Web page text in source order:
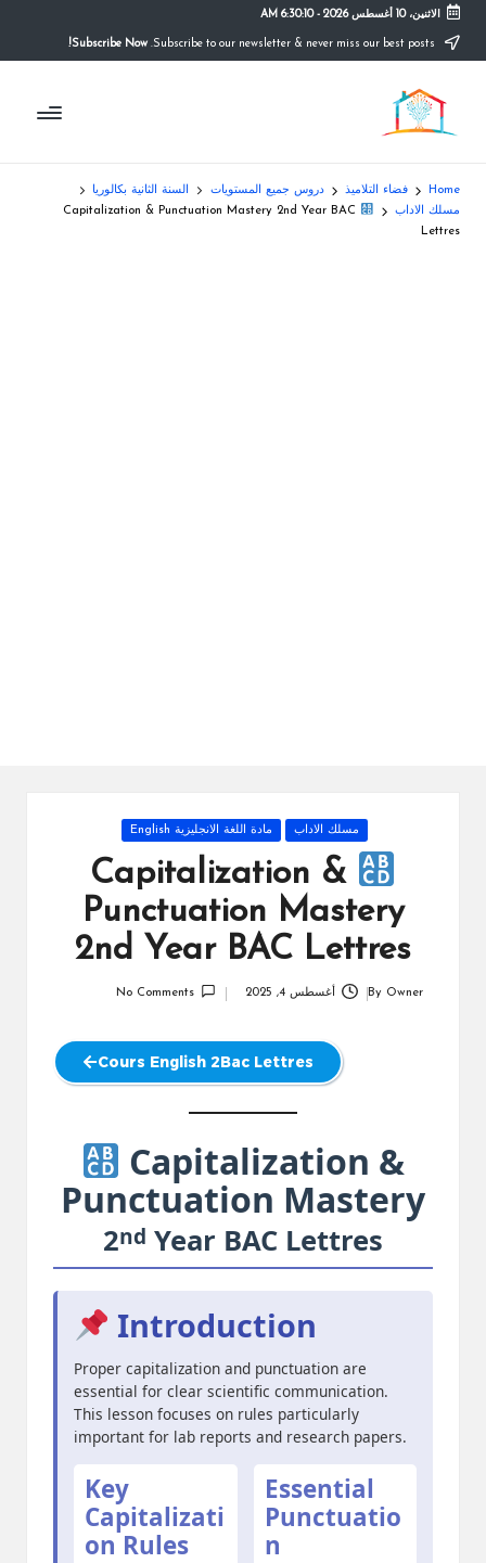
content
الاثنين، 10 أغسطس 2026 -
6:30:11 AM
Subscribe Now!
م
و
ق
ع
التعليم
الصريح
Home فضاء التلاميذ دروس جميع المستويات
السنة الثانية بكالوريا
مسلك الاداب
Capitalization & Punctuation Mastery 2nd Year BAC
Lettres
Posted
in
مسلك الاداب مادة اللغة الانجليزية English
Capitalization &
Punctuation Mastery
2nd Year BAC Lettres
By Owner أغسطس 4, 2025 No Comments
Cours English 2Bac Lettres
Capitalization &
Punctuation Mastery
2nd Year BAC Lettres
Introduction
Proper capitalization and punctuation are
essential for clear scientific communication.
This lesson focuses on rules particularly
important for lab reports and research papers.
Key
Capitalizati
on Rules
Essential
Punctuatio
n